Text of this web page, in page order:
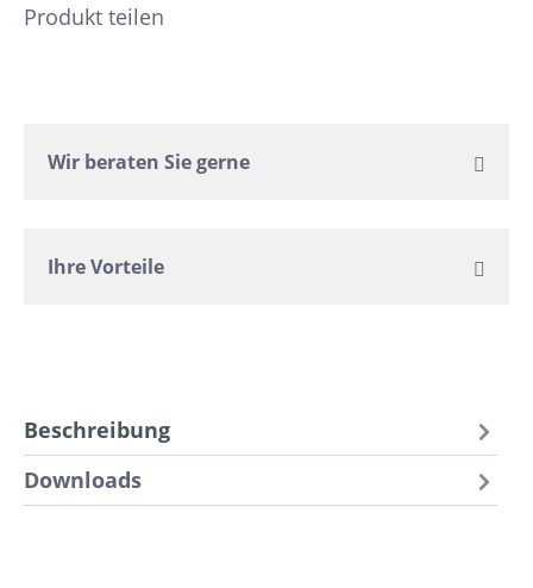
Produkt teilen
Wir beraten Sie gerne
Ihre Vorteile
Beschreibung
Downloads